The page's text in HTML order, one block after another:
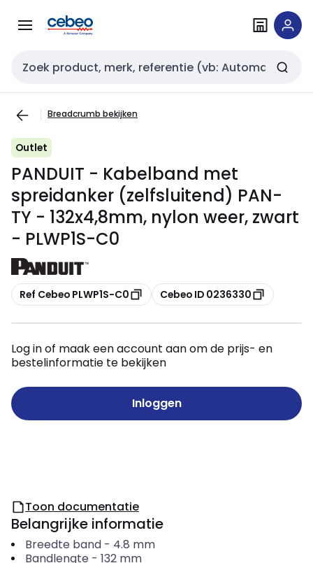
naar
naar
Zoekveld invoer
Breadcrumb bekijken
Outlet
PANDUIT - Kabelband met
spreidanker (zelfsluitend) PAN-
TY - 132x4,8mm, nylon weer, zwart
- PLWP1S-C0
Kopiëren
Ref Cebeo PLWP1S-C0 Kopiëren
Cebeo ID 0236330
Log in of maak een account aan om de prijs- en
bestelinformatie te bekijken
Inloggen
Toon documentatie
Belangrijke informatie
Breedte band- 4.8 mm
Bandlengte - 132 mm